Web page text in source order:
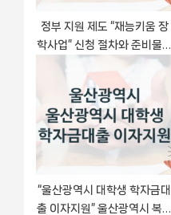
정부 지원 제도 “재능키움 장
학사업” 신청 절차와 준비물 –
재단법인충청남도평생교육인
재육성진흥원
“울산광역시 대학생 학자금대
출 이자지원” 울산광역시 복지